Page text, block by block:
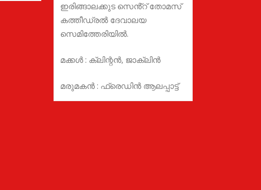
ഇരിങ്ങാലക്കുട സെൻ്റ് തോമസ്
കത്തീഡ്രൽ ദേവാലയ
സെമിത്തേരിയിൽ.
മക്കൾ : ക്ലിന്റൻ, ജാക്ലിൻ
മരുമകൻ : ഫ്രെഡിൻ ആലപ്പാട്ട്